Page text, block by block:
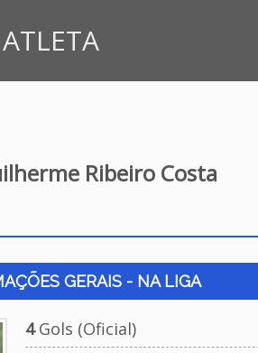
Ribeiro Costa
GERAIS - NA LIGA
4Gols (Oficial)